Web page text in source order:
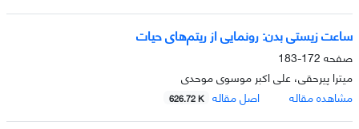
ساعت زیستی بدن: رونمایی از ریتم‌های حیات
صفحه 172-183
میترا پیرحقی، علی اکبر موسوی موحدی
مشاهده مقاله
اصل مقاله 626.72 K